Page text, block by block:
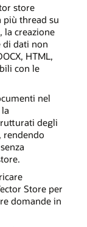
store
thread su
la creazione
di dati non
HTML,
con le
nel
degli
rendendo
Store per
domande in